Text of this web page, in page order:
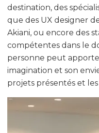
destination, des
que des UX designer
Akiani, ou encore des
compétentes dans le
personne peut
imagination et son
projets présentés et